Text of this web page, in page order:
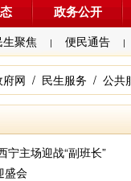
政务公开
生聚焦 | 便民通告 |
网 / 民生服务 / 公共
宁主场迎战“副班长”
盛会